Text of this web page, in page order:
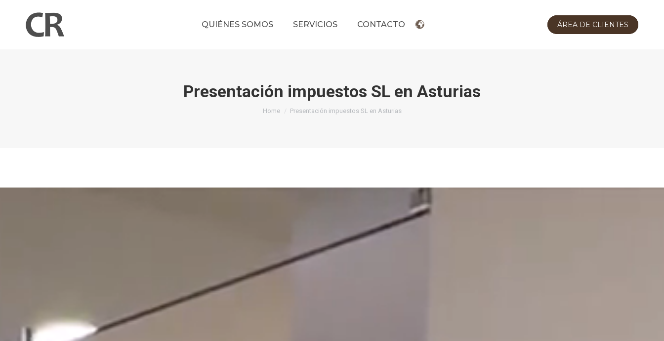
QUIÉNES SOMOS SERVICIOS CONTACTO ÁREA DE CLIENTES
Presentación impuestos SL en Asturias
You are here:
Home Presentación impuestos SL en Asturias